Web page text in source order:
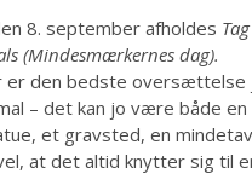
8. september afholdes
(Mindesmærkernes dag).
er den bedste oversættelse
– det kan jo være både en
et gravsted, en
at det altid knytter sig til